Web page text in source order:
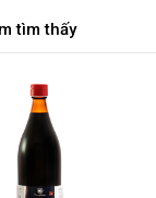
tìm thấy